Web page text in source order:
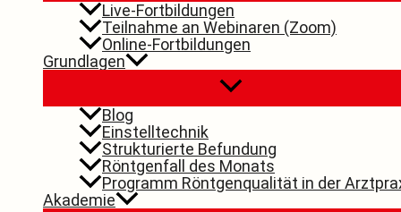
Live-Fortbildungen
Teilnahme an Webinaren (Zoom)
Online-Fortbildungen
Grundlagen
Blog
Einstelltechnik
Strukturierte Befundung
Röntgenfall des Monats
Programm Röntgenqualität in der
Akademie